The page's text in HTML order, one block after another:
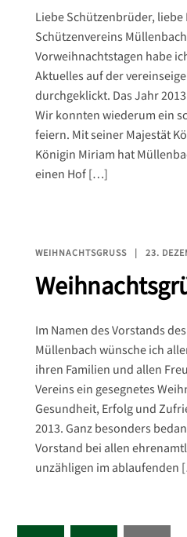
Liebe Schützenbrüder, liebe
Schützenvereins
Vorweihnachtstagen habe
Aktuelles auf der
durchgeklickt. Das Jahr
Wir konnten wiederum ein
feiern. Mit seiner Majestät
Königin Miriam hat
einen Hof […]
WEIHNACHTSGRUSS 23.
Im Namen des Vorstands
Müllenbach wünsche ich
ihren Familien und allen
Vereins ein gesegnetes
Gesundheit, Erfolg und
2013. Ganz besonders
Vorstand bei allen
unzähligen im ablaufenden